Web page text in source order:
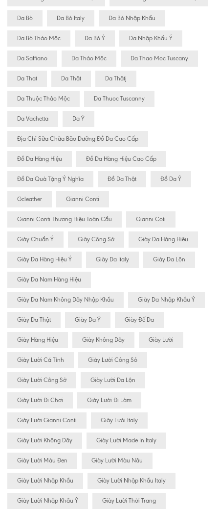
Da Bò Da Bò Italy Da Bò Nhập Khẩu
Da Bò Thảo Mộc Da Bò Ý Da Nhập Khẩu Ý
Da Saffiano Da Thảo Mộc Da Thao Moc Tuscany
Da That Da Thật Da Thâtj
Da Thuộc Thảo Mộc Da Thuoc Tuscanny
Da Vachetta Da Ý
Địa Chỉ Sữa Chữa Bão Dưỡng Đồ Da Cao Cấp
Đồ Da Hàng Hiệu Đồ Da Hàng Hiệu Cao Cấp
Đồ Da Quà Tặng Ý Nghĩa Đồ Da Thật Đồ Da Ý
Gcleather Gianni Conti
Gianni Conti Thương Hiệu Toàn Cầu Gianni Coti
Giày Chuẩn Ý Giày Công Sở Giày Da Hàng Hiệu
Giày Da Hàng Hiệu Ý Giày Da Italy Giày Da Lộn
Giày Da Nam Hàng Hiệu
Giày Da Nam Không Dây Nhập Khẩu Giày Da Nhập Khẩu Ý
Giày Da Thật Giày Da Ý Giày Đế Da
Giày Hàng Hiệu Giày Không Dây Giày Lười
Giày Lười Cá Tính Giày Lười Công Sỏ
Giày Lười Công Sở Giày Lười Da Lộn
Giày Lười Đi Chơi Giày Lười Đi Làm
Giày Lười Gianni Conti Giày Lười Italy
Giày Lười Không Dây Giày Lười Made In Italy
Giày Lười Màu Đen Giày Lười Màu Nâu
Giày Lười Nhập Khẩu Giày Lười Nhập Khẩu Italy
Giày Lười Nhập Khẩu Ý Giày Lười Thời Trang